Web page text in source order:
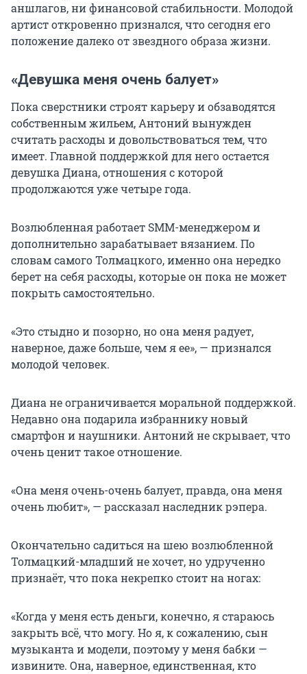
аншлагов, ни финансовой стабильности. Молодой
артист откровенно признался, что сегодня его
положение далеко от звездного образа жизни.
«Девушка меня очень балует»
Пока сверстники строят карьеру и обзаводятся
собственным жильем, Антоний вынужден
считать расходы и довольствоваться тем, что
имеет. Главной поддержкой для него остается
девушка Диана, отношения с которой
продолжаются уже четыре года.
Возлюбленная работает SMM-менеджером и
дополнительно зарабатывает вязанием. По
словам самого Толмацкого, именно она нередко
берет на себя расходы, которые он пока не может
покрыть самостоятельно.
«Это стыдно и позорно, но она меня радует,
наверное, даже больше, чем я ее», — признался
молодой человек.
Диана не ограничивается моральной поддержкой.
Недавно она подарила избраннику новый
смартфон и наушники. Антоний не скрывает, что
очень ценит такое отношение.
«Она меня очень-очень балует, правда, она меня
очень любит», — рассказал наследник рэпера.
Окончательно садиться на шею возлюбленной
Толмацкий-младший не хочет, но удрученно
признаёт, что пока некрепко стоит на ногах:
«Когда у меня есть деньги, конечно, я стараюсь
закрыть всё, что могу. Но я, к сожалению, сын
музыканта и модели, поэтому у меня бабки —
извините. Она, наверное, единственная, кто